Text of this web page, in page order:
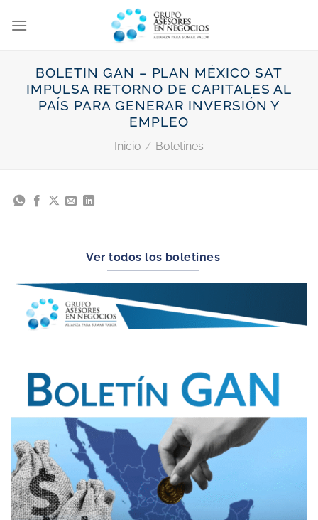
BOLETIN GAN – PLAN MÉXICO SAT
IMPULSA RETORNO DE CAPITALES AL
PAÍS PARA GENERAR INVERSIÓN Y
EMPLEO
Inicio / Boletines
Ver todos los boletines